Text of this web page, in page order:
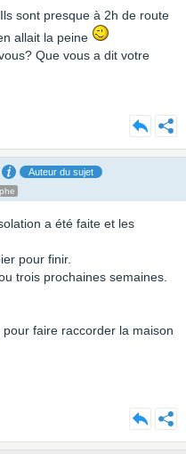
sont presque à 2h de route
allait la peine
Que vous a dit votre
Auteur du sujet
a été faite et les
pour finir.
trois prochaines semaines.
faire raccorder la maison